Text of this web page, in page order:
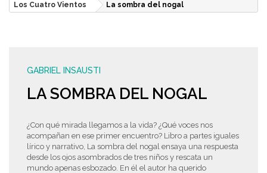
Los Cuatro Vientos
La sombra del nogal
GABRIEL INSAUSTI
LA SOMBRA DEL NOGAL
¿Con qué mirada llegamos a la vida? ¿Qué voces nos
acompañan en ese primer encuentro? Libro a partes iguales
lírico y narrativo, La sombra del nogal ensaya una respuesta
desde los ojos asombrados de tres niños y rescata un
mundo apenas esbozado. En él el autor ha querido